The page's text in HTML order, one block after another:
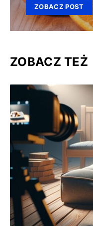
ZOBACZ POST
ZOBACZ TEŻ